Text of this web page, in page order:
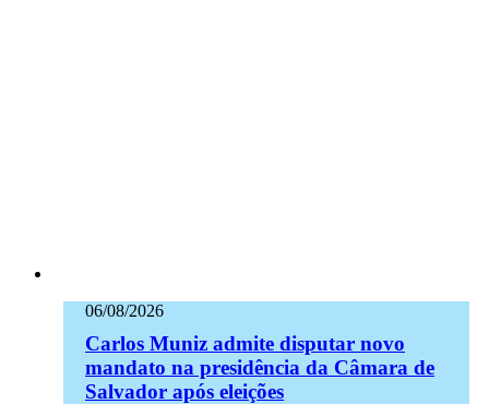
06/08/2026
Carlos Muniz admite disputar novo
mandato na presidência da Câmara de
Salvador após eleições